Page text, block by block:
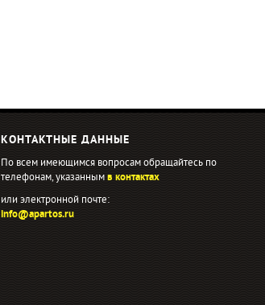
КОНТАКТНЫЕ ДАННЫЕ
По всем имеющимся вопросам обращайтесь по
телефонам, указаннымв контактах
или электронной почте:
info@apartos.ru